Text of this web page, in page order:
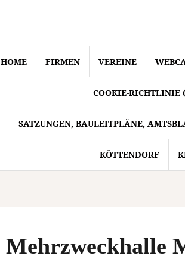
HOME FIRMEN VEREINE
COOKIE-RICHTLINIE
SATZUNGEN, BAULEITPLÄNE,
KÖTTENDORF
Mehrzweckhalle